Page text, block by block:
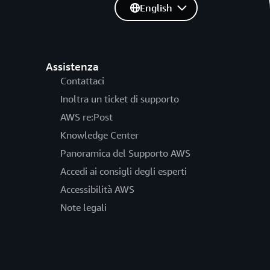
Assistenza
Contattaci
Inoltra un ticket di supporto
AWS re:Post
Knowledge Center
Panoramica del Supporto AWS
Accedi ai consigli degli esperti
Accessibilità AWS
Note legali
English